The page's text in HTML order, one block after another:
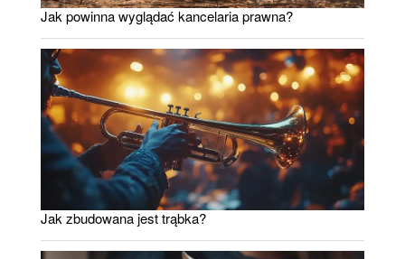
Jak powinna wyglądać kancelaria prawna?
Jak zbudowana jest trąbka?